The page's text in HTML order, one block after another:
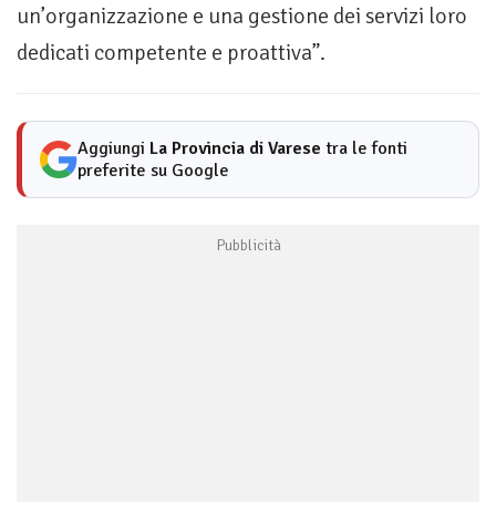
un’organizzazione e una gestione dei servizi loro
dedicati competente e proattiva”.
Aggiungi La Provincia di Varese tra le fonti
preferite su Google